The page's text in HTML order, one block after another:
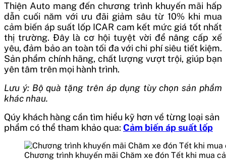
Thiện Auto mang đến chương trình khuyến mãi hấp
dẫn cuối năm với ưu đãi giảm sâu từ 10% khi mua
cảm biến áp suất lốp ICAR cam kết mức giá tốt nhất
thị trường. Đây là cơ hội tuyệt vời để nâng cấp xế
yêu, đảm bảo an toàn tối đa với chi phí siêu tiết kiệm.
Sản phẩm chính hãng, chất lượng vượt trội, giúp bạn
yên tâm trên mọi hành trình.
Lưu ý: Bộ quà tặng trên áp dụng tùy chọn sản phẩm
khác nhau.
Qúy khách hàng cần tìm hiểu kỹ hơn về từng loại sản
phẩm có thể tham khảo qua: Cảm biến áp suất lốp
Chương trình khuyến mãi Chăm xe đón Tết khi mua